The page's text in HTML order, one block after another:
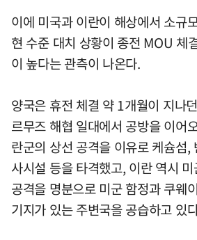
이에 미국과 이란이 해상에서 소규
현 수준 대치 상황이 종전 MOU 체
이 높다는 관측이 나온다.
양국은 휴전 체결 약 1개월이 지나
르무즈 해협 일대에서 공방을 이어
란군의 상선 공격을 이유로 케슘섬,
사시설 등을 타격했고, 이란 역시
공격을 명분으로 미군 함정과 쿠웨
기지가 있는 주변국을 공습하고 있